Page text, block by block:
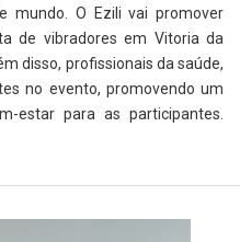
mundo. O Ezili vai promover
de vibradores em Vitoria da
disso, profissionais da saúde,
no evento, promovendo um
estar para as participantes.